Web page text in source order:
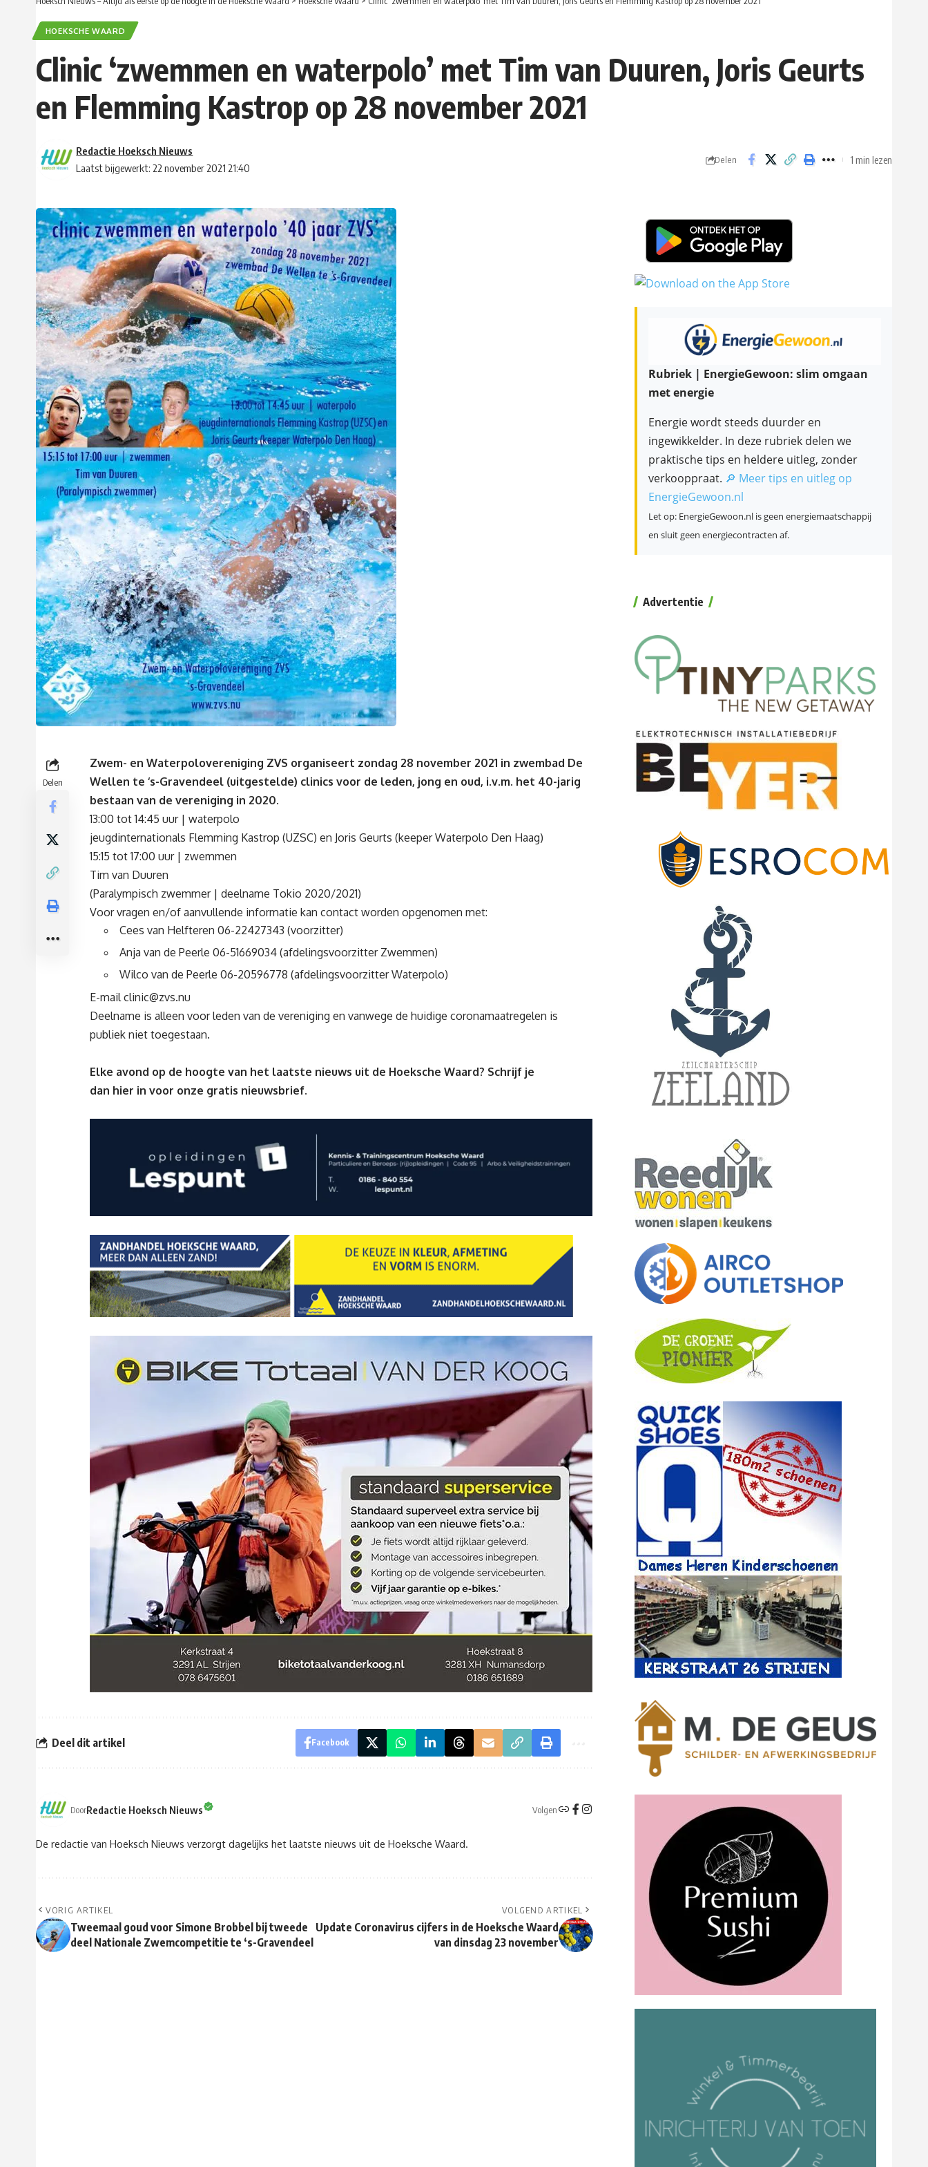
HOEKSCHE WAARD
Clinic ‘zwemmen en waterpolo’ met Tim van Duuren, Joris Geurts
en Flemming Kastrop op 28 november 2021
Laatst bijgewerkt: 22 november 2021 21:40
Redactie Hoeksch Nieuws
Delen 1 min lezen
Delen
Zwem- en Waterpolovereniging ZVS organiseert zondag 28 november 2021 in zwembad De
Wellen te ‘s-Gravendeel (uitgestelde) clinics voor de leden, jong en oud, i.v.m. het 40-jarig
bestaan van de vereniging in 2020.
13:00 tot 14:45 uur | waterpolo
jeugdinternationals Flemming Kastrop (UZSC) en Joris Geurts (keeper Waterpolo Den Haag)
15:15 tot 17:00 uur | zwemmen
Tim van Duuren
(Paralympisch zwemmer| deelname Tokio 2020/2021)
Voor vragen en/of aanvullende informatie kan contact worden opgenomen met:
Cees van Helfteren 06-22427343 (voorzitter)
Anja van de Peerle 06-51669034 (afdelingsvoorzitterZwemmen)
Wilco van de Peerle 06-20596778 (afdelingsvoorzitter Waterpolo)
E-mailclinic@zvs.nu
Deelname is alleen voor leden van de vereniging en vanwege de huidige coronamaatregelen is
publiek niet toegestaan.
Elke avond op de hoogte van het laatste nieuws uit de Hoeksche Waard? Schrijf je
dan hier in voor onze gratis nieuwsbrief.
Deel dit artikel Facebook
DoorRedactie Hoeksch Nieuws Volgen
De redactie van Hoeksch Nieuws verzorgt dagelijks het laatste nieuws uit de Hoeksche Waard.
VORIG ARTIKEL
Tweemaal goud voor Simone Brobbel bij tweede
deel Nationale Zwemcompetitie te ‘s-Gravendeel
VOLGEND ARTIKEL
Update Coronavirus cijfers in de Hoeksche Waard
van dinsdag 23 november
Rubriek | EnergieGewoon: slim omgaan
met energie
Energie wordt steeds duurder en
ingewikkelder. In deze rubriek delen we
praktische tips en heldere uitleg, zonder
verkooppraat. 🔎 Meer tips en uitleg op
EnergieGewoon.nl
Let op: EnergieGewoon.nl is geen energiemaatschappij
en sluit geen energiecontracten af.
Advertentie